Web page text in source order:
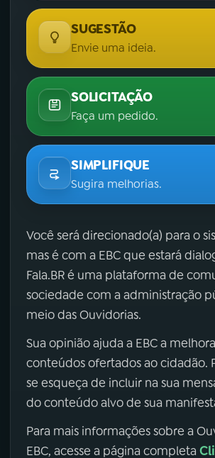
SUGESTÃO
Envie uma ideia.
SOLICITAÇÃO
Faça um pedido.
SIMPLIFIQUE
Sugira melhorias.
Você será direcionado(a) para o
mas é com a EBC que estará
Fala.BR é uma plataforma de
sociedade com a administração
meio das Ouvidorias.
Sua opinião ajuda a EBC a
conteúdos ofertados ao cidadão.
se esqueça de incluir na sua
do conteúdo alvo de sua
Para mais informações sobre a
EBC, acesse a página completa